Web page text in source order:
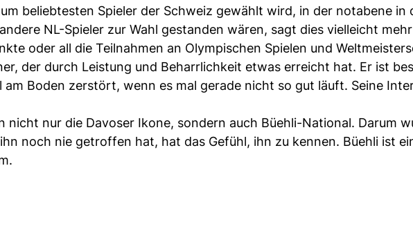
beliebtesten Spieler der Schweiz gewählt wird, in der notabene in
NL-Spieler zur Wahl gestanden wären, sagt dies vielleicht
oder all die Teilnahmen an Olympischen Spielen und
der durch Leistung und Beharrlichkeit etwas erreicht hat. Er ist
Boden zerstört, wenn es mal gerade nicht so gut läuft. Seine
nicht nur die Davoser Ikone, sondern auch Büehli-National. Darum
noch nie getroffen hat, hat das Gefühl, ihn zu kennen. Büehli ist